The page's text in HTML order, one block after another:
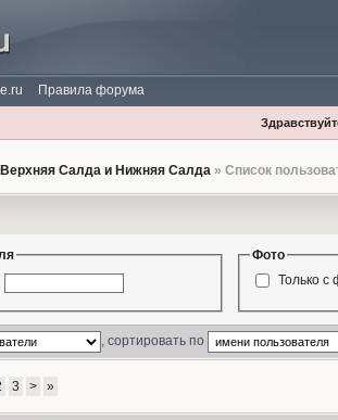
Правила форума
Салда и Нижняя Салда» Список
Фото
Только с
, сортировать по
3 > »